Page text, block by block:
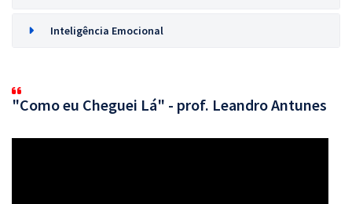
Inteligência Emocional
"Como eu Cheguei Lá" - prof. Leandro Antunes